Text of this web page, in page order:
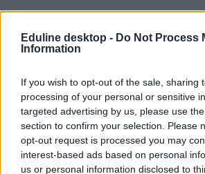
Eduline desktop - Do Not Process
Information
If you wish to opt-out of the sale, sharing
processing of your personal or sensitive
targeted advertising by us, please use
section to confirm your selection. Please
opt-out request is processed you may
interest-based ads based on personal
us or personal information disclosed to